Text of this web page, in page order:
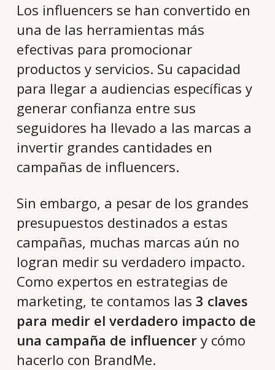
Los influencers se han convertido en
una de las herramientas más
efectivas para promocionar
productos y servicios. Su capacidad
para llegar a audiencias específicas y
generar confianza entre sus
seguidores ha llevado a las marcas a
invertir grandes cantidades en
campañas de influencers.
Sin embargo, a pesar de los grandes
presupuestos destinados a estas
campañas, muchas marcas aún no
logran medir su verdadero impacto.
Como expertos en estrategias de
marketing, te contamos las 3 claves
para medir el verdadero impacto de
una campaña de influencery cómo
hacerlo con BrandMe.